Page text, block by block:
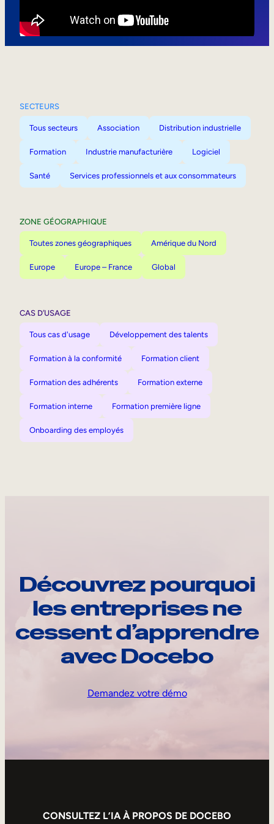
SECTEURS
Tous secteurs Association Distribution industrielle
Formation Industrie manufacturière Logiciel
Santé Services professionnels et aux consommateurs
ZONE GÉOGRAPHIQUE
Toutes zones géographiques Amérique du Nord
Europe Europe – France Global
CAS D’USAGE
Tous cas d'usage Développement des talents
Formation à la conformité Formation client
Formation des adhérents Formation externe
Formation interne Formation première ligne
Onboarding des employés
Découvrez pourquoi
les entreprises ne
cessent d’apprendre
avec Docebo
Demandez votre démo
CONSULTEZ L’IA À PROPOS DE DOCEBO